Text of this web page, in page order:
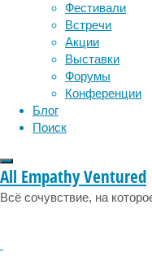
Фестивали
Встречи
Акции
Выставки
Форумы
Конференции
Блог
Поиск
All Empathy Ventured
Всё сочувствие, на
Одним
из
изделий
является
эмоции